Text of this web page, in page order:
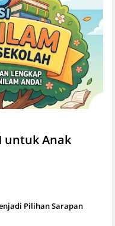
untuk Anak
Pilihan Sarapan